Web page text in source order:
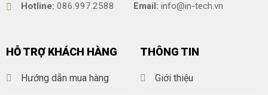
Hotline: 086.997.2588 Email: info@in-tech.vn
HỖ TRỢ KHÁCH HÀNG
Hướng dẫn mua hàng
THÔNG TIN
Giới thiệu